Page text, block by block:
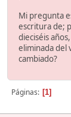
Mi pregunta
escritura de;
dieciséis
eliminada del
cambiado?
Páginas 1